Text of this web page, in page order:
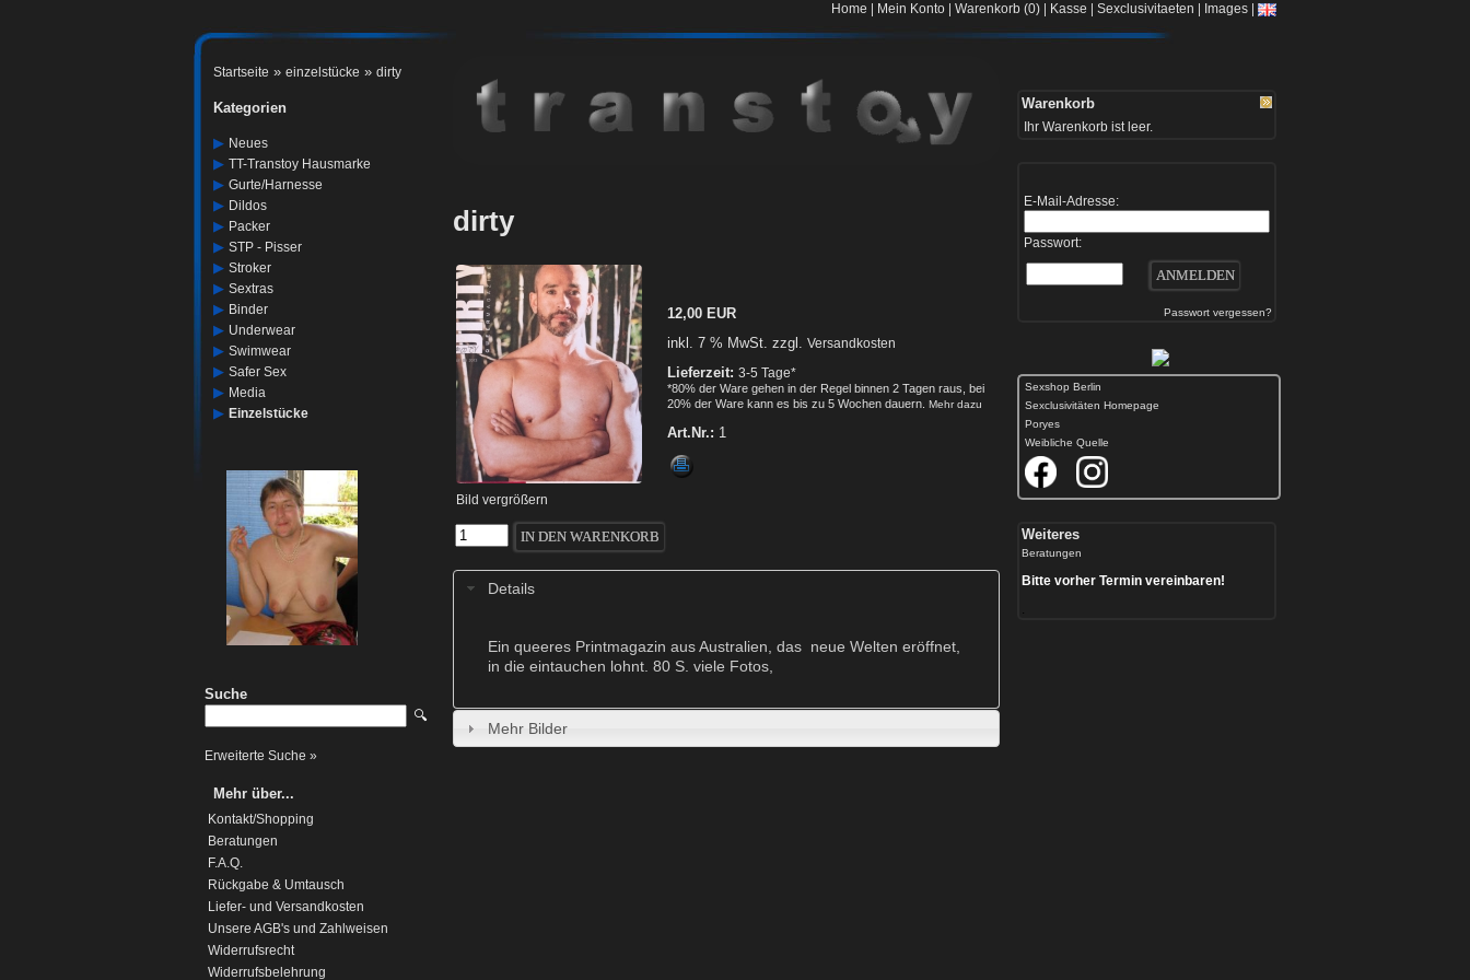
Home | Mein Konto | Warenkorb (0) | Kasse | Sexclusivitaeten | Images |
Startseite » einzelstücke » dirty
Kategorien
▶ Neues
▶ TT-Transtoy Hausmarke
▶ Gurte/harnesse
▶ Dildos
▶ Packer
▶ STP - Pisser
▶ Stroker
▶ Sextras
▶ Binder
▶ Underwear
▶ Swimwear
▶ Safer Sex
▶ Media
▶ Einzelstücke
Suche
🔍
Erweiterte Suche »
Mehr über...
Kontakt/Shopping
Beratungen
F.A.Q.
Rückgabe & Umtausch
Liefer- und Versandkosten
Unsere AGB's und Zahlweisen
Widerrufsrecht
Widerrufsbelehrung
dirty
Bild vergrößern
12,00 EUR
inkl. 7 % MwSt. zzgl.
Versandkosten
Lieferzeit: 3-5 Tage*
*80% der Ware gehen in der Regel binnen 2 Tagen raus, bei
20% der Ware kann es bis zu 5 Wochen dauern. Mehr dazu
Art.Nr.: 1
Details
Ein queeres Printmagazin aus Australien, das neue Welten eröffnet,
in die eintauchen lohnt. 80 S. viele Fotos,
Mehr Bilder
Warenkorb
Ihr Warenkorb ist leer.
E-Mail-Adresse:
Passwort:
Passwort vergessen?
Sexshop Berlin
Sexclusivitäten Homepage
Poryes
Weibliche Quelle
Weiteres
Beratungen
Bitte vorher Termin vereinbaren!